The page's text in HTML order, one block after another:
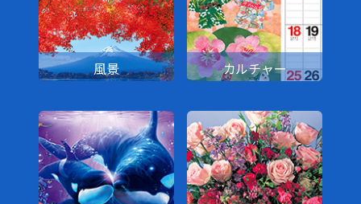
風景 カルチャー